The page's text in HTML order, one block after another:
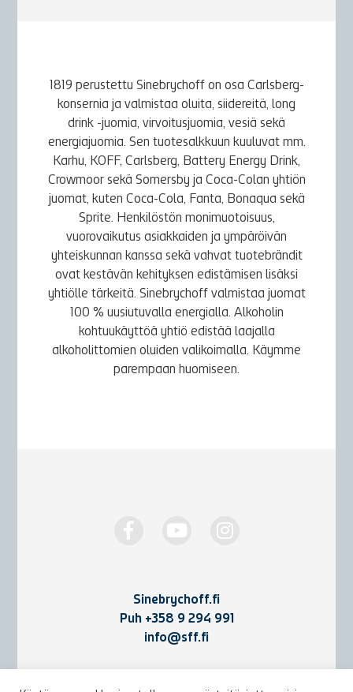
1819 perustettu Sinebrychoff on osa Carlsberg-
konsernia ja valmistaa oluita, siidereitä, long
drink -juomia, virvoitusjuomia, vesiä sekä
energiajuomia. Sen tuotesalkkuun kuuluvat mm.
Karhu, KOFF, Carlsberg, Battery Energy Drink,
Crowmoor sekä Somersby ja Coca-Colan yhtiön
juomat, kuten Coca-Cola, Fanta, Bonaqua sekä
Sprite. Henkilöstön monimuotoisuus,
vuorovaikutus asiakkaiden ja ympäröivän
yhteiskunnan kanssa sekä vahvat tuotebrändit
ovat kestävän kehityksen edistämisen lisäksi
yhtiölle tärkeitä. Sinebrychoff valmistaa juomat
100 % uusiutuvalla energialla. Alkoholin
kohtuukäyttöä yhtiö edistää laajalla
alkoholittomien oluiden valikoimalla. Käymme
parempaan huomiseen.
Sinebrychoff.fi
Puh +358 9 294 991
info@sff.fi